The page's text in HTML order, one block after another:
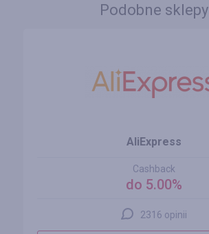
Podobne sklepy
AliExpress
Cashback
do 5.00%
2316 opinii